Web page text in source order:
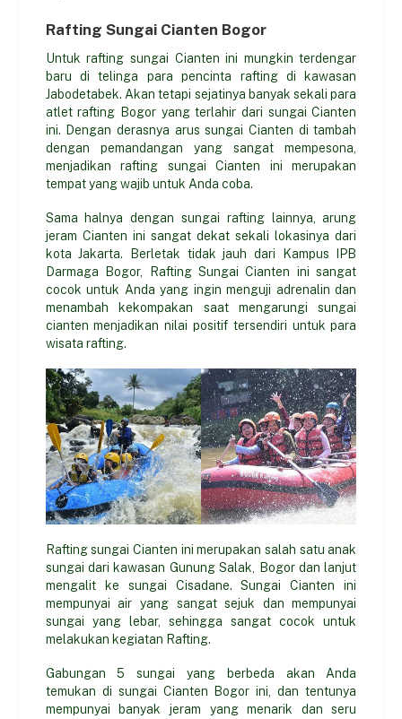
Rafting Sungai Cianten Bogor
Untuk rafting sungai Cianten ini mungkin terdengar
baru di telinga para pencinta rafting di kawasan
Jabodetabek. Akan tetapi sejatinya banyak sekali para
atlet rafting Bogor yang terlahir dari sungai Cianten
ini. Dengan derasnya arus sungai Cianten di tambah
dengan pemandangan yang sangat mempesona,
menjadikan rafting sungai Cianten ini merupakan
tempat yang wajib untuk Anda coba.
Sama halnya dengan sungai rafting lainnya, arung
jeram Cianten ini sangat dekat sekali lokasinya dari
kota Jakarta. Berletak tidak jauh dari Kampus IPB
Darmaga Bogor, Rafting Sungai Cianten ini sangat
cocok untuk Anda yang ingin menguji adrenalin dan
menambah kekompakan saat mengarungi sungai
cianten menjadikan nilai positif tersendiri untuk para
wisata rafting.
Rafting sungai Cianten ini merupakan salah satu anak
sungai dari kawasan Gunung Salak, Bogor dan lanjut
mengalit ke sungai Cisadane. Sungai Cianten ini
mempunyai air yang sangat sejuk dan mempunyai
sungai yang lebar, sehingga sangat cocok untuk
melakukan kegiatan Rafting.
Gabungan 5 sungai yang berbeda akan Anda
temukan di sungai Cianten Bogor ini, dan tentunya
mempunyai banyak jeram yang menarik dan seru